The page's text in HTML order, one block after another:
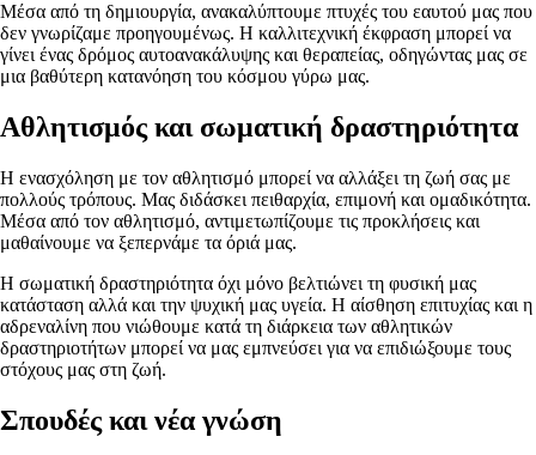
Μέσα από τη δημιουργία, ανακαλύπτουμε πτυχές του εαυτού μας που
δεν γνωρίζαμε προηγουμένως. Η καλλιτεχνική έκφραση μπορεί να
γίνει ένας δρόμος αυτοανακάλυψης και θεραπείας, οδηγώντας μας σε
μια βαθύτερη κατανόηση του κόσμου γύρω μας.
Αθλητισμός και σωματική δραστηριότητα
Η ενασχόληση με τον αθλητισμό μπορεί να αλλάξει τη ζωή σας με
πολλούς τρόπους. Μας διδάσκει πειθαρχία, επιμονή και ομαδικότητα.
Μέσα από τον αθλητισμό, αντιμετωπίζουμε τις προκλήσεις και
μαθαίνουμε να ξεπερνάμε τα όριά μας.
Η σωματική δραστηριότητα όχι μόνο βελτιώνει τη φυσική μας
κατάσταση αλλά και την ψυχική μας υγεία. Η αίσθηση επιτυχίας και η
αδρεναλίνη που νιώθουμε κατά τη διάρκεια των αθλητικών
δραστηριοτήτων μπορεί να μας εμπνεύσει για να επιδιώξουμε τους
στόχους μας στη ζωή.
Σπουδές και νέα γνώση